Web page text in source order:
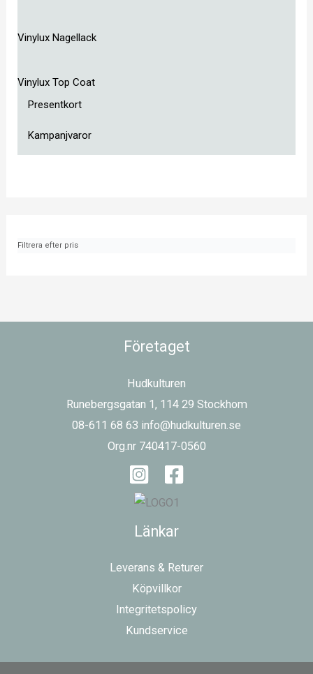
Vinylux Nagellack
Vinylux Top Coat
Presentkort
Kampanjvaror
Filtrera efter pris
Företaget
Hudkulturen
Runebergsgatan 1, 114 29 Stockhom
08-611 68 63 info@hudkulturen.se
Org.nr 740417-0560
Länkar
Leverans & Returer
Köpvillkor
Integritetspolicy
Kundservice